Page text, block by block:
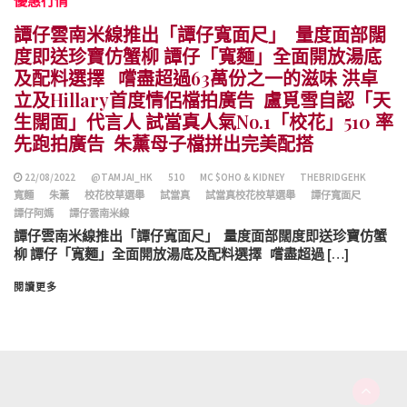
譚仔雲南米線推出「譚仔寬面尺」 量度面部闊
度即送珍寶仿蟹柳 譚仔「寬麵」全面開放湯底
及配料選擇 嚐盡超過63萬份之一的滋味 洪卓
立及Hillary首度情侶檔拍廣告 盧覓雪自認「天
生闊面」代言人 試當真人氣No.1「校花」510 率
先跑拍廣告 朱薰母子檔拼出完美配搭
22/08/2022 @TAMJAI_HK 510 MC $OHO & KIDNEY
THEBRIDGEHK
寬麵
朱薰 校花校草選舉 試當真 試當真校花校草選舉
譚仔寬面尺
譚仔阿媽
譚仔雲南米線
譚仔雲南米線推出「譚仔寬面尺」 量度面部闊度即送珍寶仿蟹
柳 譚仔「寬麵」全面開放湯底及配料選擇 嚐盡超過 […]
閱讀更多